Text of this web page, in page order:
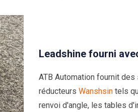
Leadshine fourni
ATB Automation fournit
réducteurs Wanshsin tels
renvoi d'angle, les tables